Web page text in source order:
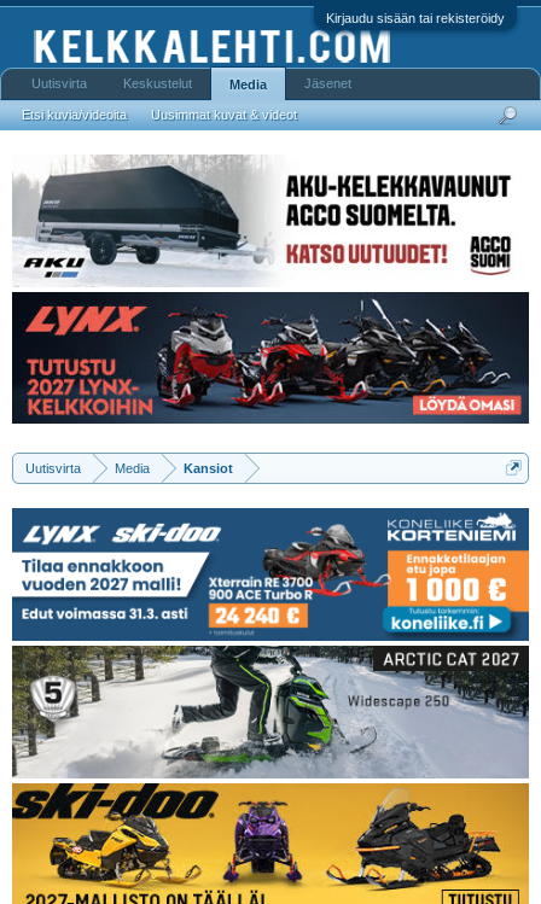
Kirjaudu sisään tai rekisteröidy
Uutisvirta Media Kansiot
Uutisvirta Keskustelut Media
Etsi kuvia/videoita Uusimmat kuvat & videot
Jäsenet